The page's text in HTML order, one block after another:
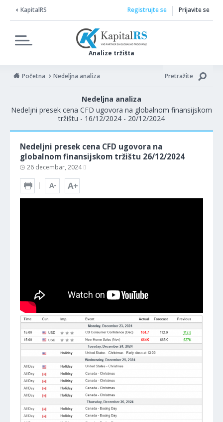
KapitalRS
Analize tržišta
Registrujte se Prijavite se
Početna Nedeljna analiza Pretražite
Nedeljna analiza
Nedeljni presek cena CFD ugovora na globalnom finansijskom
tržištu - 16/12/2024 - 20/12/2024
Nedeljni presek cena CFD ugovora na
globalnom finansijskom tržištu 26/12/2024
26 decembar, 2024